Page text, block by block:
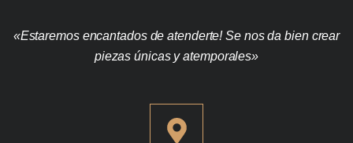
«Estaremos encantados de atenderte! Se nos da bien crear
piezas únicas y atemporales»